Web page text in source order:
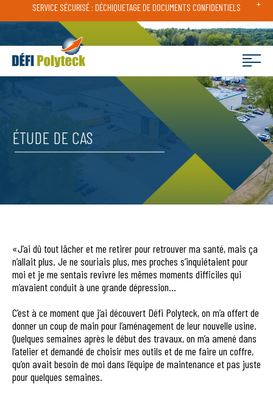
SERVICE SÉCURISÉ : DÉCHIQUETAGE DE DOCUMENTS CONFIDENTIELS +
ÉTUDE DE CAS
«J’ai dû tout lâcher et me retirer pour retrouver ma santé, mais ça
n’allait plus. Je ne souriais plus, mes proches s’inquiétaient pour
moi et je me sentais revivre les mêmes moments difficiles qui
m’avaient conduit à une grande dépression…
C’est à ce moment que j’ai découvert Défi Polyteck, on m’a offert de
donner un coup de main pour l’aménagement de leur nouvelle usine.
Quelques semaines après le début des travaux, on m’a amené dans
l’atelier et demandé de choisir mes outils et de me faire un coffre,
qu’on avait besoin de moi dans l’équipe de maintenance et pas juste
pour quelques semaines.